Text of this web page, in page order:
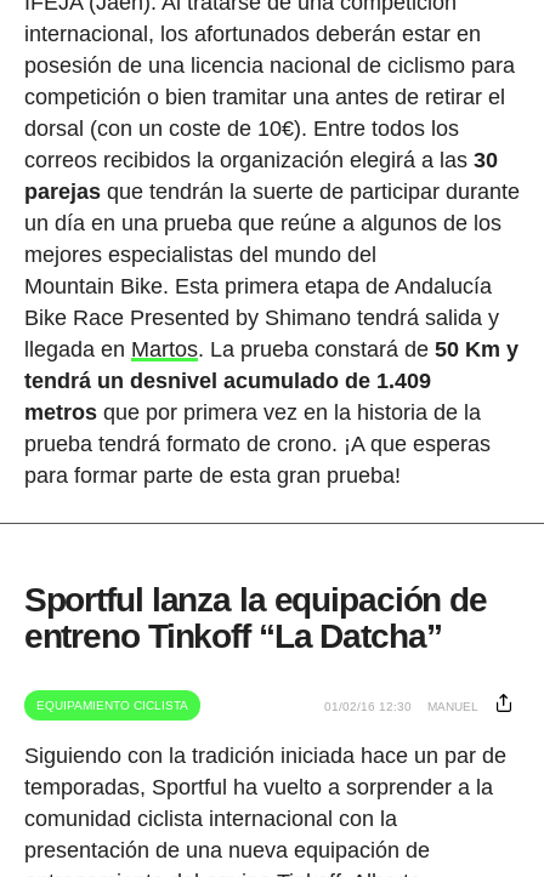
internacional, los afortunados deberán estar en
posesión de una licencia nacional de ciclismo para
competición o bien tramitar una antes de retirar el
dorsal (con un coste de 10€). Entre todos los
correos recibidos la organización elegirá a las 30
parejasque tendrán la suerte de participar durante
un día en una prueba que reúne a algunos de los
mejores especialistas del mundo del
Mountain Bike. Esta primera etapa de Andalucía
Bike Race Presented by Shimano tendrá salida y
llegada en Martos. La prueba constará de 50 Km y
tendrá un desnivel acumulado de 1.409
metrosque por primera vez en la historia de la
prueba tendrá formato de crono. ¡A que esperas
para formar parte de esta gran prueba!
Sportful lanza la equipación de
entreno Tinkoff “La Datcha”
EQUIPAMIENTO CICLISTA 01/02/16 12:30 MANUEL
Siguiendo con la tradición iniciada hace un par de
temporadas, Sportful ha vuelto a sorprender a la
comunidad ciclista internacional con la
presentación de una nueva equipación de